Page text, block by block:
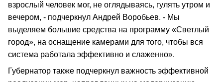
взрослый человек мог, не оглядываясь, гулять утром и
вечером, - подчеркнул Андрей Воробьев. - Мы
выделяем большие средства на программу «Светлый
город», на оснащение камерами для того, чтобы вся
система работала эффективно и слаженно».
Губернатор также подчеркнул важность эффективной